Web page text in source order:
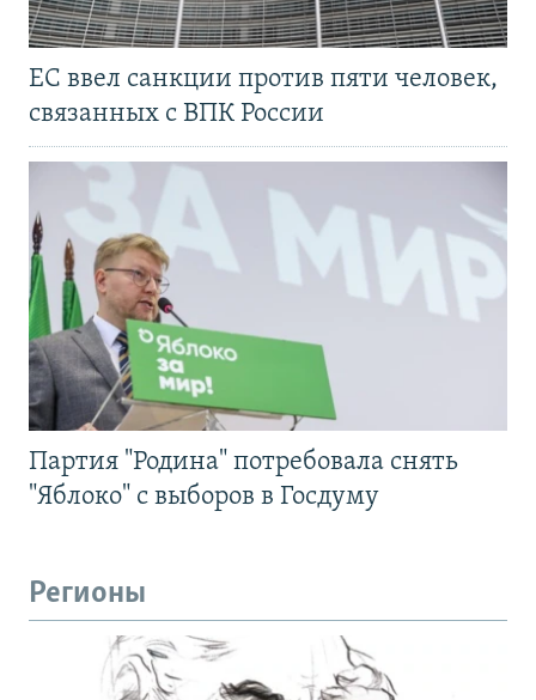
ЕС ввел санкции против пяти человек,
связанных с ВПК России
Партия "Родина" потребовала снять
"Яблоко" с выборов в Госдуму
Регионы